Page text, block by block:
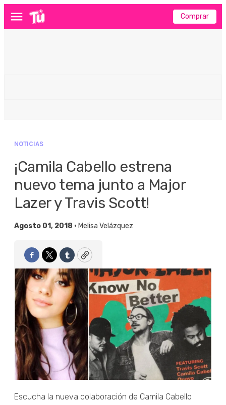
Menú Comprar
NOTICIAS
¡Camila Cabello estrena
nuevo tema junto a Major
Lazer y Travis Scott!
Agosto 01, 2018 • Melisa Velázquez
Facebook
TwitterTumblrCopy
Escucha la nueva colaboración de Camila Cabello